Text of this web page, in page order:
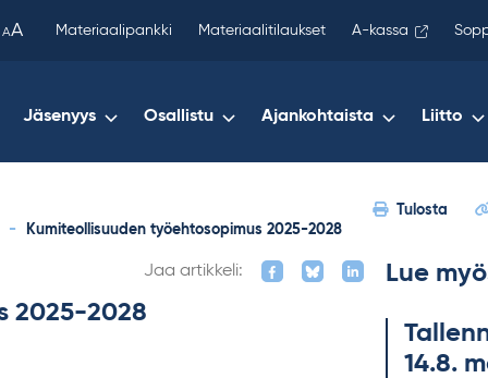
AA Materiaalipankki Materiaalitilaukset A-kassa
Jäsenyys Osallistu Ajankohtaista Liitto
- Kumiteollisuuden työehtosopimus 2025-2028
Tulosta
Jaa artikkeli:
2025-2028
Lue
14.8.
copied
your
clipboard.)